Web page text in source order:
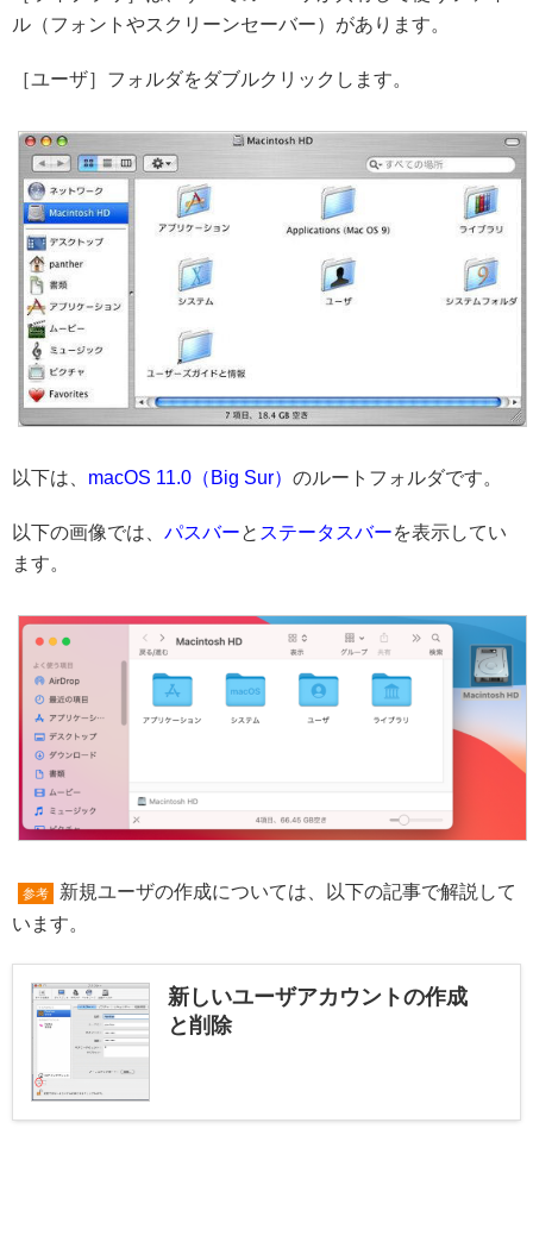
ル（フォントやスクリーンセーバー）があります。
［ユーザ］フォルダをダブルクリックします。
以下は、 macOS 11.0（Big Sur） のルートフォルダです。
以下の画像では、 パスバーと ステータスバーを表示してい
ます。
参考
新規ユーザの作成については、以下の記事で解説して
います。
新しいユーザアカウントの作成
と削除